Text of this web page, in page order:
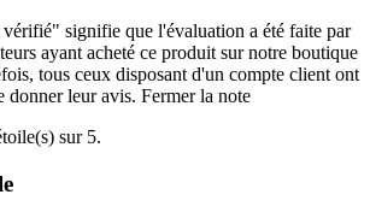
signifie que l'évaluation a été faite par
ayant acheté ce produit sur notre boutique
tous ceux disposant d'un compte client ont
donner leur avis. Fermer la note
sur 5.